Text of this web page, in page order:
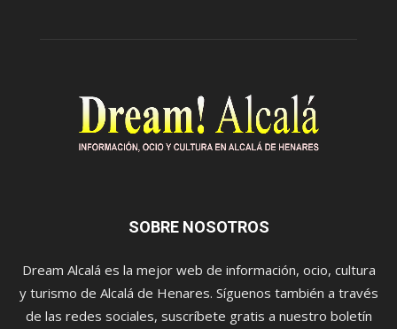
SOBRE NOSOTROS
Dream Alcalá es la mejor web de información, ocio, cultura
y turismo de Alcalá de Henares. Síguenos también a través
de las redes sociales, suscríbete gratis a nuestro boletín